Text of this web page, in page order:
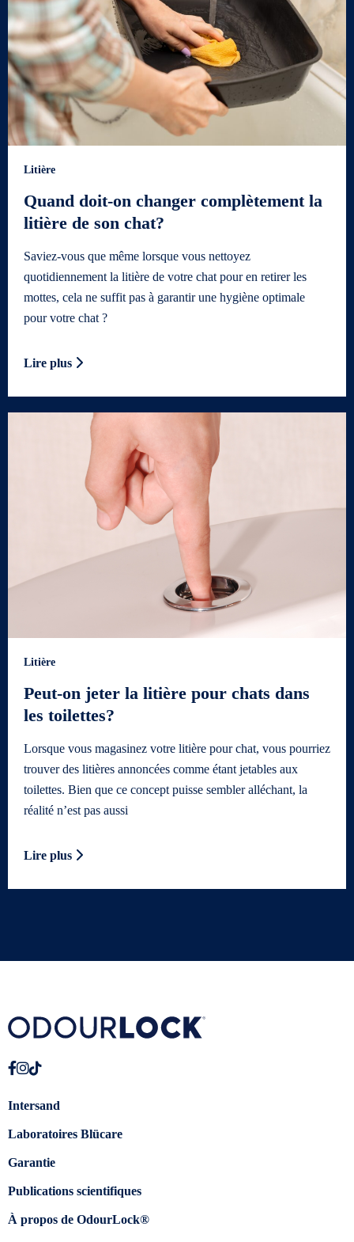
Litière
Quand doit-on changer complètement la
litière de son chat?
Saviez-vous que même lorsque vous nettoyez
quotidiennement la litière de votre chat pour en retirer les
mottes, cela ne suffit pas à garantir une hygiène optimale
pour votre chat ?
Lire plus
Litière
Peut-on jeter la litière pour chats dans
les toilettes?
Lorsque vous magasinez votre litière pour chat, vous pourriez
trouver des litières annoncées comme étant jetables aux
toilettes. Bien que ce concept puisse sembler alléchant, la
réalité n’est pas aussi
Lire plus
Intersand
Laboratoires Blücare
Garantie
Publications scientifiques
À propos de OdourLock®